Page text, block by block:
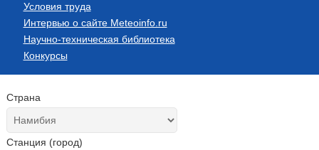
Условия труда
Интервью о сайте Meteoinfo.ru
Научно-техническая библиотека
Конкурсы
Страна
Станция (город)